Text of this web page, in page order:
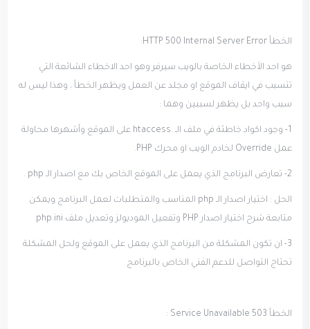
الخطأ HTTP 500 Internal Server Error:
هو احد الأخطاء الخاصة بالويب سيرفر وهو احد الاخطاء الشائعة التي
تتسبب في ايقاف الموقع او مجلد عن العمل ويظهر الخطأ ، وهذا ليس له
سبب واحد بل يظهر لسببين وهما :
1- وجود اكواد خاطئة في ملف الـ .htaccess على الموقع وأشهرها محاولة
عمل Override لخادم الويب او محرك PHP.
2- تعارض البرنامج الذي يعمل على الموقع الخاص بك مع اصدار الـ php .
الحل : اختيار اصدار الـ php المناسب والمتطلبات لعمل البرنامج ويمكن
متابعة شرح اختيار اصدار PHP وتفعيل الموديولز وتعديل ملف php.ini
3- ان تكون المشكلة من البرنامج الذي يعمل على الموقع ولحل المشكلة
تحتاج التواصل للدعم الفني الخاص بالبرنامج
الخطأ 503 Service Unavailable :